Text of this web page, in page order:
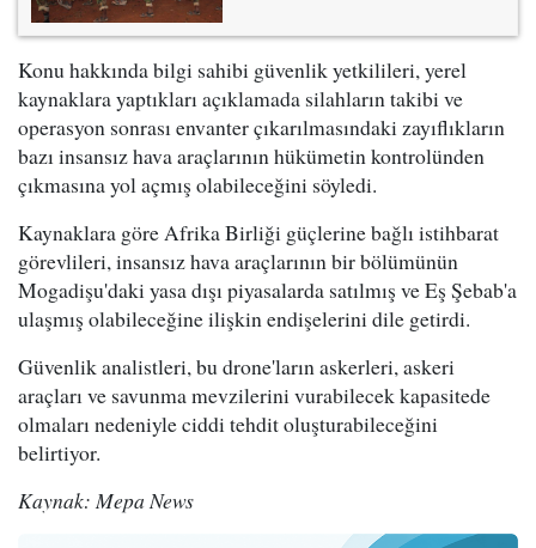
Konu hakkında bilgi sahibi güvenlik yetkilileri, yerel
kaynaklara yaptıkları açıklamada silahların takibi ve
operasyon sonrası envanter çıkarılmasındaki zayıflıkların
bazı insansız hava araçlarının hükümetin kontrolünden
çıkmasına yol açmış olabileceğini söyledi.
Kaynaklara göre Afrika Birliği güçlerine bağlı istihbarat
görevlileri, insansız hava araçlarının bir bölümünün
Mogadişu'daki yasa dışı piyasalarda satılmış ve Eş Şebab'a
ulaşmış olabileceğine ilişkin endişelerini dile getirdi.
Güvenlik analistleri, bu drone'ların askerleri, askeri
araçları ve savunma mevzilerini vurabilecek kapasitede
olmaları nedeniyle ciddi tehdit oluşturabileceğini
belirtiyor.
Kaynak: Mepa News